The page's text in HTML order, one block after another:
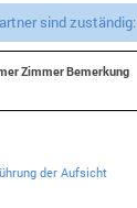
sind zuständig:
ZimmerBemerkung
der Aufsicht